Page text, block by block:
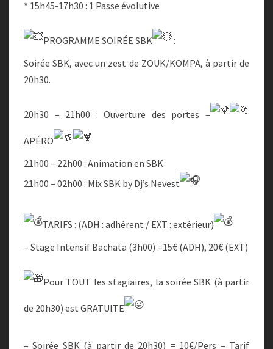
* 15h45-17h30 : 1 Passe évolutive
PROGRAMME SOIRÉE SBK
:
Soirée SBK, avec un zest de ZOUK/KOMPA, à partir de
20h30.
20h30 – 21h00 : Ouverture des portes –
APÉRO
21h00 – 22h00 : Animation en SBK
21h00 – 02h00 : Mix SBK by Dj’s Nevest
TARIFS : (ADH : adhérent / EXT : extérieur)
– Stage Intensif Bachata (3h00) =15€ (ADH), 20€ (EXT)
Pour TOUT les stagiaires, la soirée SBK (à partir
de 20h30) est GRATUITE
– Soirée SBK (à partir de 20h30) = 10€/Pers – Tarif